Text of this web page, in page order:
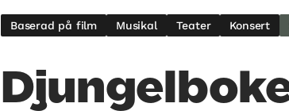
Baserad på film Musikal Teater Konsert